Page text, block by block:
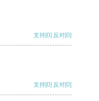
支持[0] 反对[0]
支持[0] 反对[0]